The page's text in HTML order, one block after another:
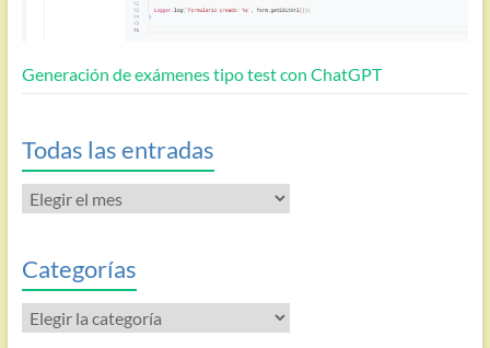
Generación de exámenes tipo test con ChatGPT
Todas las entradas
Todas
las
Categorías
Categorías